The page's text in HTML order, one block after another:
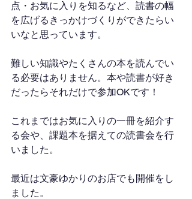
点・お気に入りを知るなど、読書の幅
を広げるきっかけづくりができたらい
いなと思っています。
難しい知識やたくさんの本を読んでい
る必要はありません。本や読書が好き
だったらそれだけで参加OKです！
これまではお気に入りの一冊を紹介す
る会や、課題本を据えての読書会を行
いました。
最近は文豪ゆかりのお店でも開催をし
ました。